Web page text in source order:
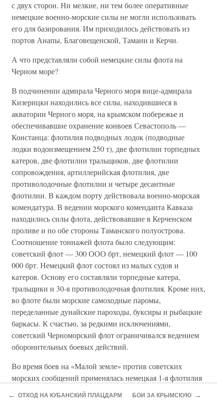
с двух сторон. Ни мелкие, ни тем более оперативные
немецкие военно-морские силы не могли использовать
его для базирования. Им приходилось действовать из
портов Анапы, Благовещенской, Тамани и Керчи.
А что представляли собой немецкие силы флота на
Черном море?
В подчинении адмирала Черного моря вице-адмирала
Кизерицки находились все силы, находившиеся в
акватории Черного моря, на крымском побережье и
обеспечивавшие охранение конвоев Севастополь —
Констанца: флотилия подводных лодок (подводные
лодки водоизмещением 250 т), две флотилии торпедных
катеров, две флотилии тральщиков, две флотилии
сопровождения, артиллерийская флотилия, две
противолодочные флотилии и четыре десантные
флотилии. В каждом порту действовала военно-морская
комендатура. В ведении морского коменданта Кавказа
находились силы флота, действовавшие в Керченском
проливе и по обе стороны Таманского полуострова.
Соотношение тоннажей флота было следующим:
советский флот — 300 ООО брт, немецкий флот — 100
000 брт. Немецкий флот состоял из малых судов и
катеров. Основу его составляли торпедные катера,
тральщики и 30-я противолодочная флотилия. Кроме них,
во флоте были морские самоходные паромы,
переделанные дунайские пароходы, буксиры и рыбацкие
баркасы. К счастью, за редкими исключениями,
советский Черноморский флот ограничивался ведением
оборонительных боевых действий.
Во время боев на «Малой земле» против советских
морских сообщений применялась немецкая 1-я флотилия
торпедных катеров под командованием капитан-
лейтенанта Кристиансена. Малые катера,
← ОТХОД НА КУБАНСКИЙ ПЛАЦДАРМ БОИ ЗА КРЫМСКУЮ →